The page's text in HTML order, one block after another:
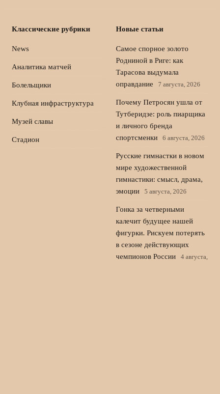
Классические рубрики
News
Аналитика матчей
Болельщики
Клубная инфраструктура
Музей славы
Стадион
Новые статьи
Самое спорное золото
Родниной в Риге: как
Тарасова выдумала
оправдание
7 августа, 2026
Почему Петросян ушла от
Тутберидзе: роль пиарщика
и личного бренда
спортсменки
6 августа, 2026
Русские гимнастки в новом
мире художественной
гимнастики: смысл, драма,
эмоции
5 августа, 2026
Гонка за четверными
калечит будущее нашей
фигурки. Рискуем потерять
в сезоне действующих
чемпионов России
4 августа,